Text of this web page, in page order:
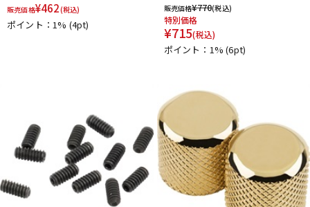
販売価格¥462(税込)
ポイント：1% (4pt)
販売価格¥770(税込)
特別価格
¥715(税込)
ポイント：1%(6pt)